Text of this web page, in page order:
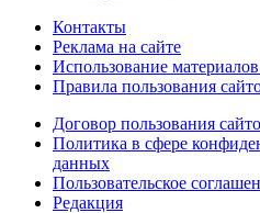
Контакты
Реклама на сайте
Использование
Правила пользования
Договор пользования
Политика в сфере
данных
Пользовательское
Редакция